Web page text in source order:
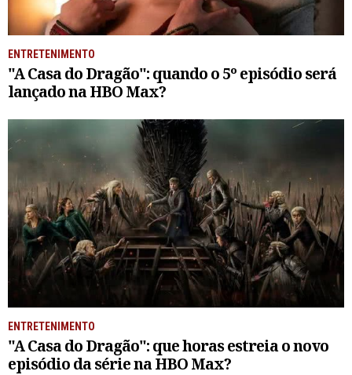
ENTRETENIMENTO
"A Casa do Dragão": quando o 5º episódio será
lançado na HBO Max?
ENTRETENIMENTO
"A Casa do Dragão": que horas estreia o novo
episódio da série na HBO Max?